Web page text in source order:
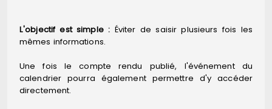
L'objectif est simple : Éviter de saisir plusieurs fois les
mêmes informations.
Une fois le compte rendu publié, l'événement du
calendrier pourra également permettre d'y accéder
directement.